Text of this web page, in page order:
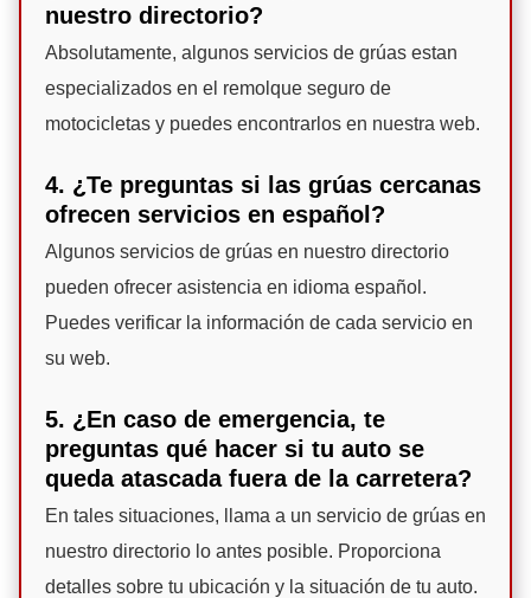
nuestro directorio?
Absolutamente, algunos servicios de grúas estan
especializados en el remolque seguro de
motocicletas y puedes encontrarlos en nuestra web.
4. ¿Te preguntas si las grúas cercanas
ofrecen servicios en español?
Algunos servicios de grúas en nuestro directorio
pueden ofrecer asistencia en idioma español.
Puedes verificar la información de cada servicio en
su web.
5. ¿En caso de emergencia, te
preguntas qué hacer si tu auto se
queda atascada fuera de la carretera?
En tales situaciones, llama a un servicio de grúas en
nuestro directorio lo antes posible. Proporciona
detalles sobre tu ubicación y la situación de tu auto.